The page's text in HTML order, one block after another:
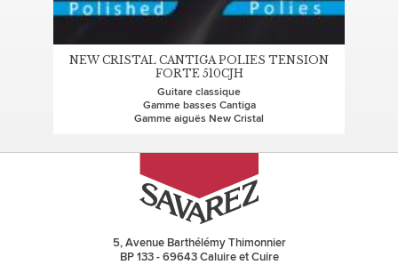
NEW CRISTAL CANTIGA POLIES TENSION
FORTE 510CJH
Guitare classique
Gamme basses Cantiga
Gamme aiguës New Cristal
5, Avenue Barthélémy Thimonnier
BP 133 - 69643 Caluire et Cuire